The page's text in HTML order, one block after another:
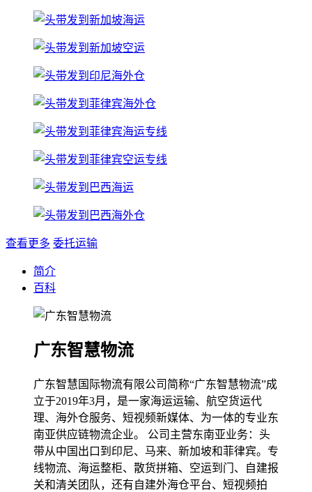
查看更多 委托运输
简介
百科
广东智慧物流
广东智慧国际物流有限公司简称“广东智慧物流”成
立于2019年3月，是一家海运运输、航空货运代
理、海外仓服务、短视频新媒体、为一体的专业东
南亚供应链物流企业。 公司主营东南亚业务：头
带从中国出口到印尼、马来、新加坡和菲律宾。专
线物流、海运整柜、散货拼箱、空运到门、自建报
关和清关团队，还有自建外海仓平台、短视频拍